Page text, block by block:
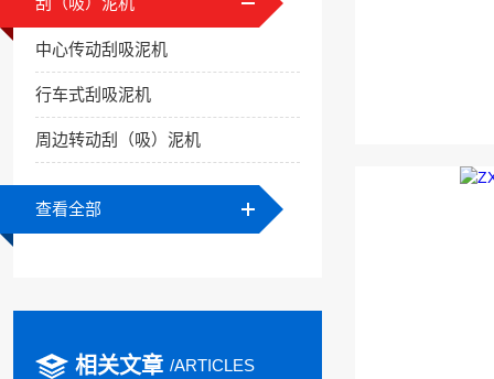
中心传动刮吸泥机
行车式刮吸泥机
周边转动刮（吸）泥机
查看全部
相关文章 /ARTICLES